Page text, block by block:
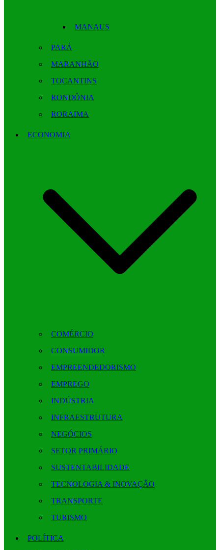
MANAUS
PARÁ
MARANHÃO
TOCANTINS
RONDÔNIA
RORAIMA
ECONOMIA
COMÉRCIO
CONSUMIDOR
EMPREENDEDORISMO
EMPREGO
INDÚSTRIA
INFRAESTRUTURA
NEGÓCIOS
SETOR PRIMÁRIO
SUSTENTABILIDADE
TECNOLOGIA & INOVAÇÃO
TRANSPORTE
TURISMO
POLÍTICA